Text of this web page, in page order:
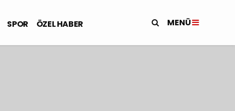
SPOR ÖZEL HABER MENÜ